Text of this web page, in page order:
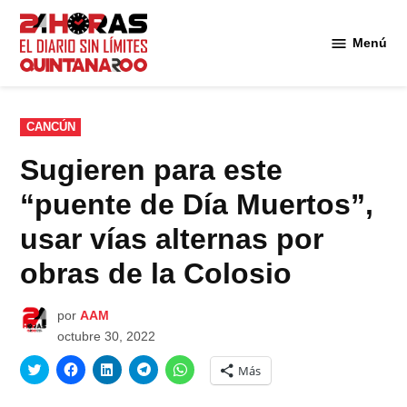
Saltar
contenido
Menú
PUBLICADO
EN
CANCÚN
Sugieren para este
“puente de Día Muertos”,
usar vías alternas por
obras de la Colosio
por AAM
octubre 30, 2022
Haz
clic
Haz
clic
Haz
clic
Haz
clic
Haz
clic
para
Más